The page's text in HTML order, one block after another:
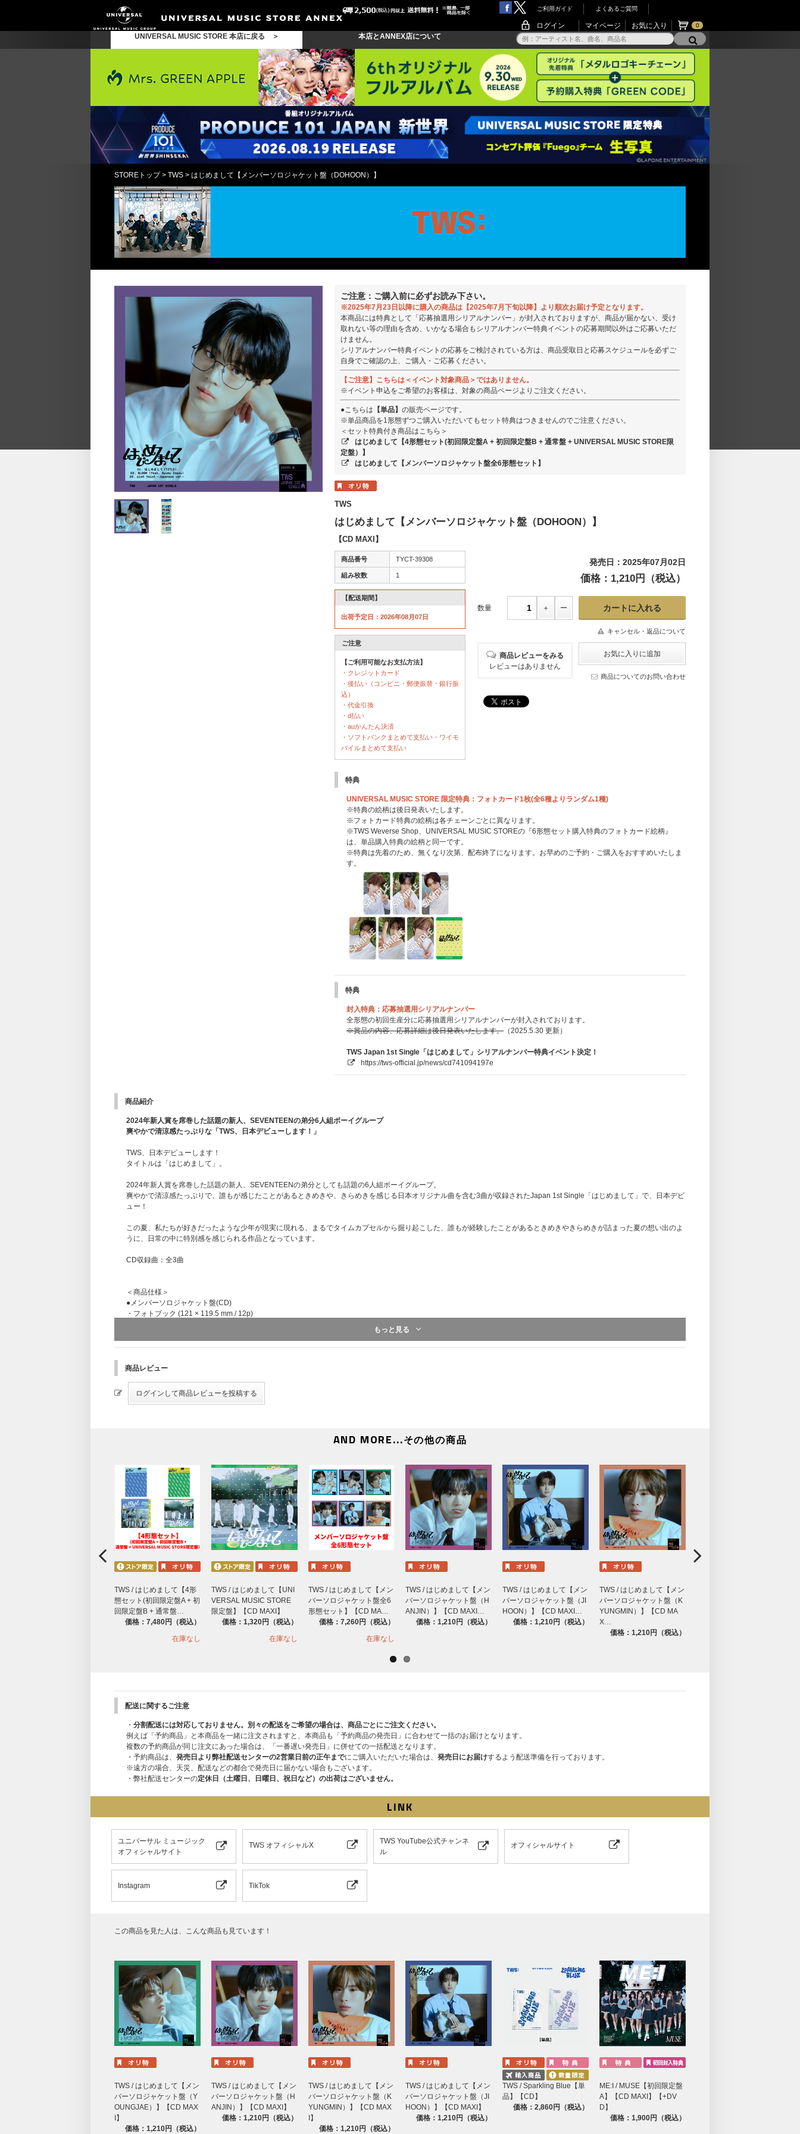
ご利用ガイド よくあるご質問
ログイン マイページ お気に入り 0
UNIVERSAL MUSIC STORE 本店に戻る ＞ 本店とANNEX店について
STOREトップ> TWS > はじめまして【メンバーソロジャケット盤（DOHOON）】
ご注意：ご購入前に必ずお読み下さい。
※2025年7月23日以降に購入の商品は【2025年7月下旬以降】より順次お届け予定となります。
本商品には特典として「応募抽選用シリアルナンバー」が封入されておりますが、商品が届かない、受け
取れない等の理由を含め、いかなる場合もシリアルナンバー特典イベントの応募期間以外はご応募いただ
けません。
シリアルナンバー特典イベントの応募をご検討されている方は、商品受取日と応募スケジュールを必ずご
自身でご確認の上、ご購入・ご応募ください。
【ご注意】こちらは＜イベント対象商品＞ではありません。
※イベント申込をご希望のお客様は、対象の商品ページよりご注文ください。
●こちらは 【単品】 の販売ページです。
※単品商品を1形態ずつご購入いただいてもセット特典はつきませんのでご注意ください。
＜セット特典付き商品はこちら＞
はじめまして【4形態セット(初回限定盤A + 初回限定盤B + 通常盤 + UNIVERSAL MUSIC STORE限
定盤）】
はじめまして【メンバーソロジャケット盤全6形態セット】
TWS
はじめまして【メンバーソロジャケット盤（DOHOON）】
【CD MAXI】
商品番号 TYCT-39308
組み枚数 1
【配送期間】
出荷予定日：2026年08月07日
ご注意
【ご利用可能なお支払方法】
・クレジットカード
・後払い（コンビニ・郵便振替・銀行振
込）
・代金引換
・d払い
・auかんたん決済
・ソフトバンクまとめて支払い・ワイモ
バイルまとめて支払い
発売日：2025年07月02日
価格：1,210円（税込）
数量
キャンセル・返品について
商品レビューをみる
レビューはありません
商品についてのお問い合わせ
特典
UNIVERSAL MUSIC STORE 限定特典：フォトカード1枚(全6種よりランダム1種)
※特典の絵柄は後日発表いたします。
※フォトカード特典の絵柄は各チェーンごとに異なります。
※TWS Weverse Shop、UNIVERSAL MUSIC STOREの『6形態セット購入特典のフォトカード絵柄』
は、単品購入特典の絵柄と同一です。
※特典は先着のため、無くなり次第、配布終了になります。お早めのご予約・ご購入をおすすめいたしま
す。
特典
封入特典：応募抽選用シリアルナンバー
全形態の初回生産分に応募抽選用シリアルナンバーが封入されております。
※賞品の内容、応募詳細は後日発表いたします。 （2025.5.30 更新）
TWS Japan 1st Single「はじめまして」シリアルナンバー特典イベント決定！
https://tws-official.jp/news/cd741094197e
商品紹介
2024年新人賞を席巻した話題の新人、SEVENTEENの弟分6人組ボーイグループ
爽やかで清涼感たっぷりな「TWS、日本デビューします！」
TWS、日本デビューします！
タイトルは「はじめまして」。
2024年新人賞を席巻した話題の新人、SEVENTEENの弟分としても話題の6人組ボーイグループ。
爽やかで清涼感たっぷりで、誰もが感じたことがあるときめきや、きらめきを感じる日本オリジナル曲を含む3曲が収録されたJapan 1st Single「はじめまして」で、日本デビ
ュー！
この夏、私たちが好きだったような少年が現実に現れる、まるでタイムカプセルから掘り起こした、誰もが経験したことがあるときめきやきらめきが詰まった夏の想い出のよ
うに、日常の中に特別感を感じられる作品となっています。
CD収録曲：全3曲
＜商品仕様＞
●メンバーソロジャケット盤(CD)
・フォトブック (121 × 119.5 mm / 12p)
もっと見る
商品レビュー
AND MORE...その他の商品
TWS / はじめまして【4形
態セット(初回限定盤A + 初
回限定盤B + 通常盤…
価格：7,480円（税込）
在庫なし
TWS / はじめまして【UNI
VERSAL MUSIC STORE
限定盤】【CD MAXI】
価格：1,320円（税込）
在庫なし
TWS / はじめまして【メン
バーソロジャケット盤全6
形態セット】【CD MA…
価格：7,260円（税込）
在庫なし
TWS / はじめまして【メン
バーソロジャケット盤（H
ANJIN）】【CD MAXI…
価格：1,210円（税込）
TWS / はじめまして【メン
バーソロジャケット盤（JI
HOON）】【CD MAXI…
価格：1,210円（税込）
TWS / はじめまして【メン
バーソロジャケット盤（K
YUNGMIN）】【CD MA
X…
価格：1,210円（税込）
配送に関するご注意
・ 分割配送には対応しておりません。別々の配送をご希望の場合は、商品ごとにご注文ください。
例えば「予約商品」と本商品を一緒に注文されますと、本商品も「予約商品の発売日」に合わせて一括のお届けとなります。
複数の予約商品が同じ注文にあった場合は、「一番遅い発売日」に併せての一括配送となります。
・予約商品は、 発売日より弊社配送センターの2営業日前の正午までにご購入いただいた場合は、 発売日にお届けするよう配送準備を行っております。
※遠方の場合、天災、配送などの都合で発売日に届かない場合もございます。
・弊社配送センターの定休日（土曜日、日曜日、祝日など）の出荷はございません。
LINK
ユニバーサル ミュージック
オフィシャルサイト
TWS オフィシャルX
TWS YouTube公式チャンネ
ル
オフィシャルサイト
Instagram TikTok
この商品を見た人は、こんな商品も見ています！
TWS / はじめまして【メン
バーソロジャケット盤（Y
OUNGJAE）】【CD MAX
I】
価格：1,210円（税込）
TWS / はじめまして【メン
バーソロジャケット盤（H
ANJIN）】【CD MAXI】
価格：1,210円（税込）
TWS / はじめまして【メン
バーソロジャケット盤（K
YUNGMIN）】【CD MAX
I】
価格：1,210円（税込）
TWS / はじめまして【メン
バーソロジャケット盤（JI
HOON）】【CD MAXI】
価格：1,210円（税込）
TWS / Sparkling Blue【単
品】【CD】
価格：2,860円（税込）
ME:I / MUSE【初回限定盤
A】【CD MAXI】【+DV
D】
価格：1,900円（税込）